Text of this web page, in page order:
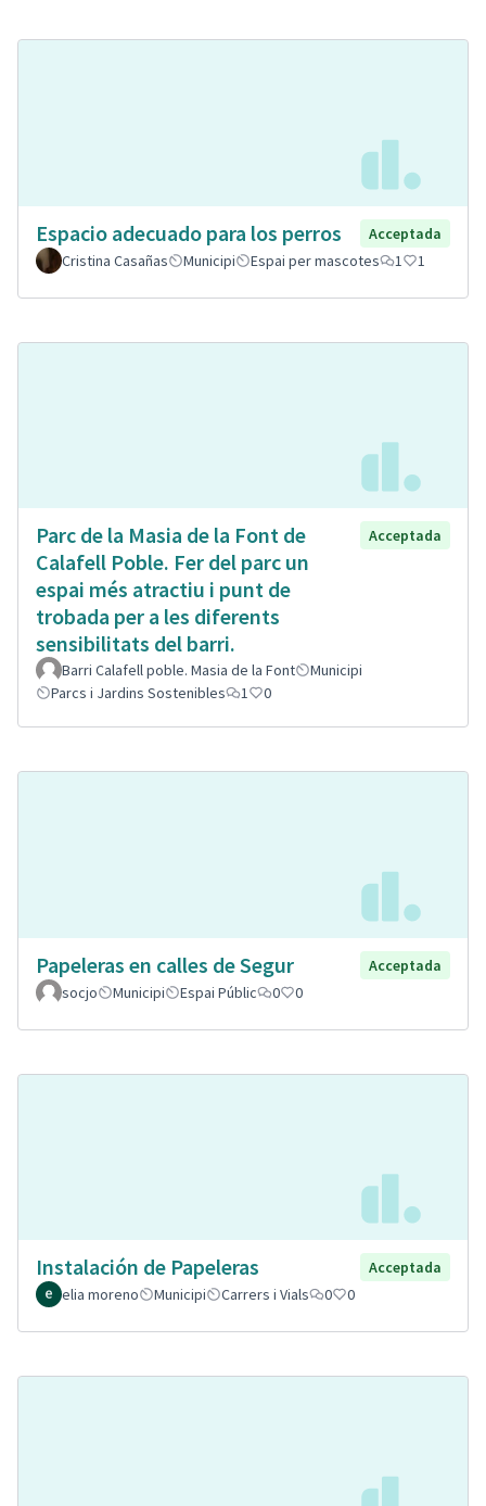
Espacio adecuado para los perros
Acceptada
Cristina Casañas
Municipi Espai per mascotes 1 1
Parc de la Masia de la Font de
Calafell Poble. Fer del parc un
espai més atractiu i punt de
trobada per a les diferents
sensibilitats del barri.
Acceptada
Barri Calafell poble. Masia de la Font
Municipi
Parcs i Jardins Sostenibles
1 0
Papeleras en calles de Segur
Acceptada
socjo
Municipi Espai Públic 0 0
Instalación de Papeleras
Acceptada
elia moreno
Municipi Carrers i Vials 0 0